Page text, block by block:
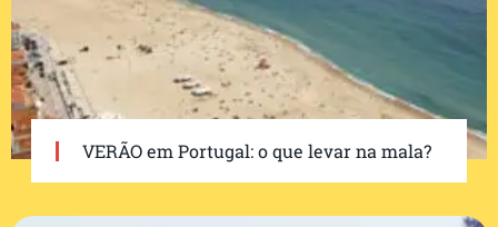
VERÃO em Portugal: o que levar na mala?